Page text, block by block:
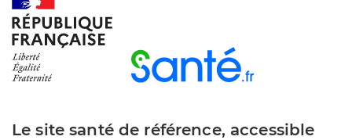
Le site santé de référence, accessible